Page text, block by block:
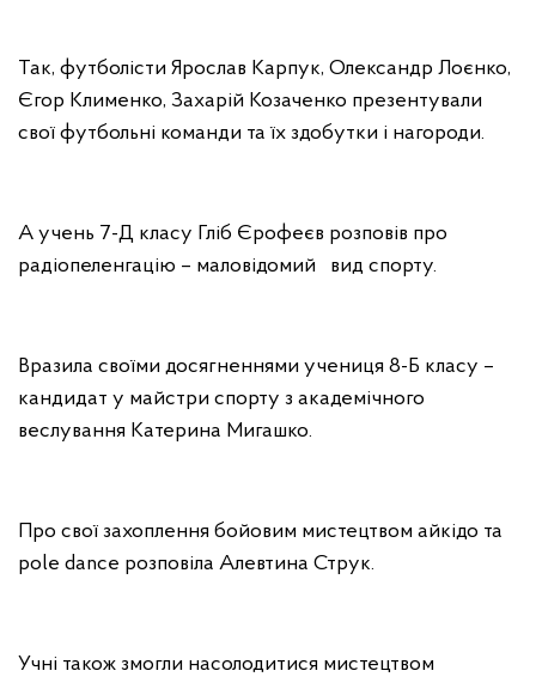
Так, футболісти Ярослав Карпук, Олександр Лоєнко,
Єгор Клименко, Захарій Козаченко презентували
свої футбольні команди та їх здобутки і нагороди.
А учень 7-Д класу Гліб Єрофеєв розповів про
радіопеленгацію – маловідомий вид спорту.
Вразила своїми досягненнями учениця 8-Б класу –
кандидат у майстри спорту з академічного
веслування Катерина Мигашко.
Про свої захоплення бойовим мистецтвом айкідо та
рole dance розповіла Алевтина Струк.
Учні також змогли насолодитися мистецтвом